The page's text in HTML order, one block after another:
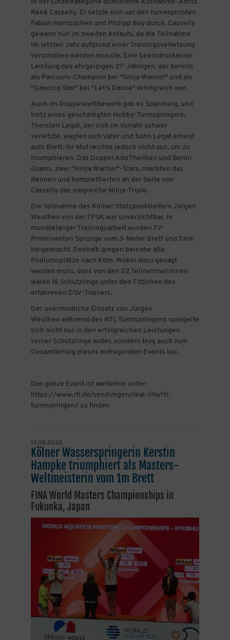
In der Einzelkategorie dominierte Ausnahme-Artist
René Casselly. Er setzte sich vor den turnerprobten
Fabian Hambüchen und Philipp Boy durch. Casselly
gewann nun im zweiten Anlaufs, da die Teilnahme
im letzten Jahr aufgrund einer Trainingsverletzung
verschoben werden musste. Eine beeindruckende
Leistung des ehrgeizigen 27-Jährigen, der bereits
als Parcours-Champion bei "Ninja Warrior" und als
"Dancing Star" bei "Let's Dance" erfolgreich war.
Auch im Doppelwettbewerb gab es Spannung, und
trotz eines geschädigten Hobby-Turmspringers,
Thorsten Legat, der sich im Vorjahr schwer
verletzte, wagten sich Vater und Sohn Legat erneut
aufs Brett. Ihr Mut reichte jedoch nicht aus, um zu
triumphieren. Das Doppel Ada Theilken und Benni
Grams, zwei "Ninja Warrior"-Stars, machten das
Rennen und komplettierten an der Seite von
Casselly das siegreiche Ninja-Triple.
Die Teilnahme des Kölner Stützpunktleiters Jürgen
Weuthen von der TPSK war unverzichtbar. In
monatelanger Trainingsarbeit wurden TV-
Prominenten Sprünge vom 3-Meter Brett und Turm
beigebracht. Deshalb gingen beinahe alle
Podiumsplätze nach Köln. Wobei dazu gesagt
werden muss, dass von den 22 Teilnehmer:innen
waren 16 Schützlinge unter den Fittichen des
erfahrenen DSV-Trainers.
Der unermüdliche Einsatz von Jürgen
Weuthen während des RTL Turmspringens spiegelte
sich nicht nur in den erfolgreichen Leistungen
seiner Schützlinge wider, sondern trug auch zum
Gesamterfolg dieses aufregenden Events bei.
Das ganze Event ist weiterhin unter:
https://www.rtl.de/sendungen/real-life/rtl-
turmspringen/ zu finden
13.08.2023
Kölner Wasserspringerin Kerstin
Hampke triumphiert als Masters-
Weltmeisterin vom 1m Brett
FINA World Masters Championships in
Fukuoka, Japan